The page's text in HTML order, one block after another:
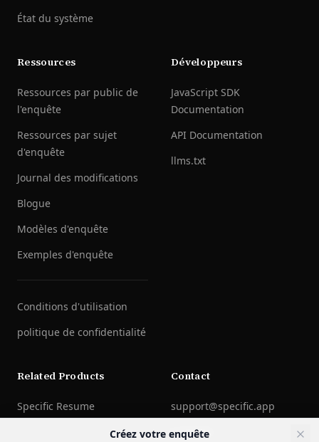
Créez votre enquête
État du système
Ressources
Ressources par public de
l'enquête
Ressources par sujet
d'enquête
Journal des modifications
Blogue
Modèles d'enquête
Exemples d'enquête
Conditions d'utilisation
politique de confidentialité
Développeurs
JavaScript SDK
Documentation
API Documentation
llms.txt
Related Products
Specific Resume
Contact
support@specific.app
LinkedIn